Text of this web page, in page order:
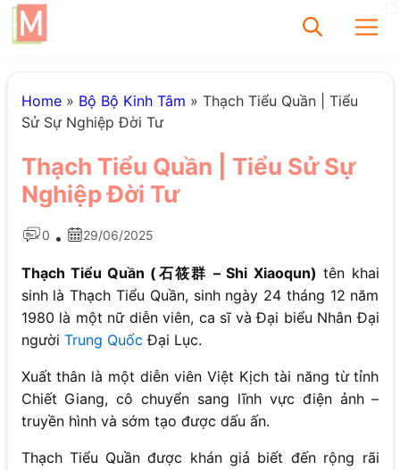
✕
Home» Bộ Bộ Kinh Tâm » Thạch Tiểu Quần | Tiểu
Sử Sự Nghiệp Đời Tư
Thạch Tiểu Quần | Tiểu Sử Sự
Nghiệp Đời Tư
0 • 29/06/2025
Thạch Tiểu Quần (石筱群 – Shi Xiaoqun) tên khai
sinh là Thạch Tiểu Quần, sinh ngày 24 tháng 12 năm
1980 là một nữ diễn viên, ca sĩ và Đại biểu Nhân Đại
người Trung Quốc Đại Lục.
Xuất thân là một diễn viên Việt Kịch tài năng từ tỉnh
Chiết Giang, cô chuyển sang lĩnh vực điện ảnh –
truyền hình và sớm tạo được dấu ấn.
Thạch Tiểu Quần được khán giả biết đến rộng rãi